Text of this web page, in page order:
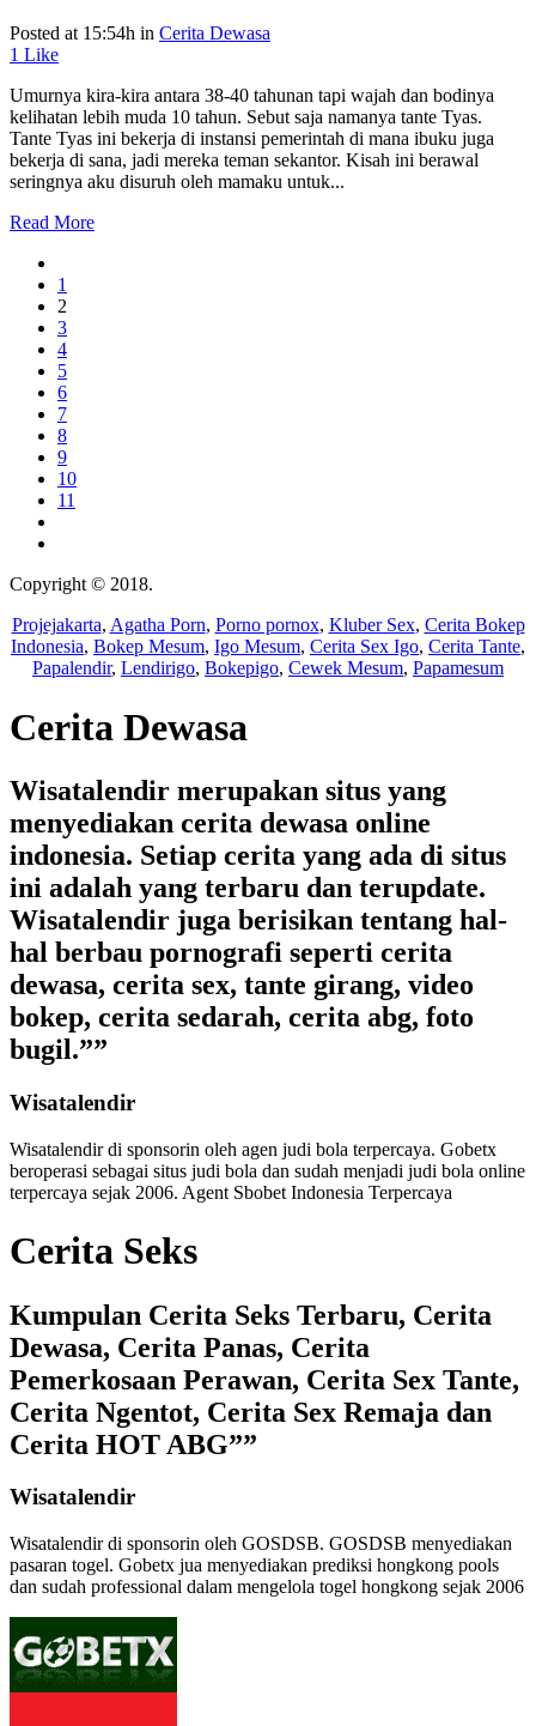
Posted at 15:54h in Cerita Dewasa
1 Like
Umurnya kira-kira antara 38-40 tahunan tapi wajah dan bodinya
kelihatan lebih muda 10 tahun. Sebut saja namanya tante Tyas.
Tante Tyas ini bekerja di instansi pemerintah di mana ibuku juga
bekerja di sana, jadi mereka teman sekantor. Kisah ini berawal
seringnya aku disuruh oleh mamaku untuk...
Read More
1
2
3
4
5
6
7
8
9
10
11
Copyright © 2018.
Projejakarta, Agatha Porn, Porno pornox, Kluber Sex, Cerita Bokep
Indonesia, Bokep Mesum, Igo Mesum, Cerita Sex Igo, Cerita Tante,
Papalendir, Lendirigo, Bokepigo, Cewek Mesum, Papamesum
Cerita Dewasa
Wisatalendir merupakan situs yang
menyediakan cerita dewasa online
indonesia. Setiap cerita yang ada di situs
ini adalah yang terbaru dan terupdate.
Wisatalendir juga berisikan tentang hal-
hal berbau pornografi seperti cerita
dewasa, cerita sex, tante girang, video
bokep, cerita sedarah, cerita abg, foto
bugil.””
Wisatalendir
Wisatalendir di sponsorin oleh agen judi bola terpercaya. Gobetx
beroperasi sebagai situs judi bola dan sudah menjadi judi bola online
terpercaya sejak 2006. Agent Sbobet Indonesia Terpercaya
Cerita Seks
Kumpulan Cerita Seks Terbaru, Cerita
Dewasa, Cerita Panas, Cerita
Pemerkosaan Perawan, Cerita Sex Tante,
Cerita Ngentot, Cerita Sex Remaja dan
Cerita HOT ABG””
Wisatalendir
Wisatalendir di sponsorin oleh GOSDSB. GOSDSB menyediakan
pasaran togel. Gobetx jua menyediakan prediksi hongkong pools
dan sudah professional dalam mengelola togel hongkong sejak 2006